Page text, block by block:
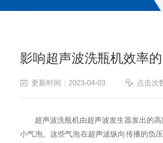
影响超声波洗瓶机效率
更新时间：2023-04-03 点击次
超声波洗瓶机由超声波发生器发出的高
小气泡。这些气泡在超声波纵向传播的负